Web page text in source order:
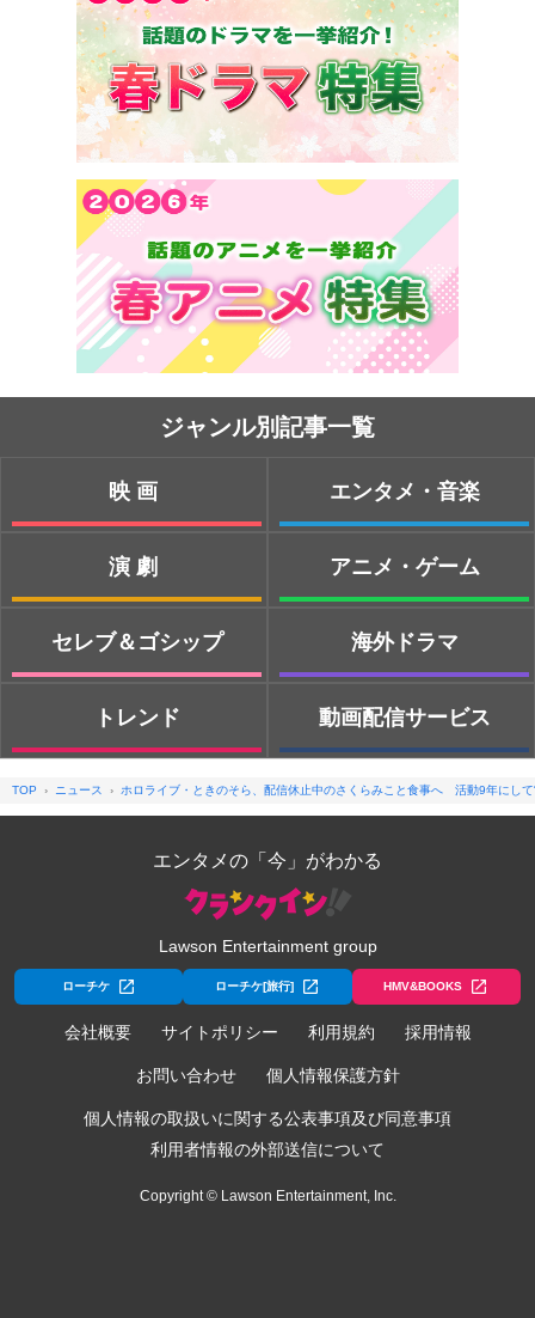
ジャンル別記事一覧
映画
演劇
セレブ＆ゴシップ
トレンド
エンタメ・音楽
アニメ・ゲーム
海外ドラマ
動画配信サービス
TOP ニュース ホロライブ・ときのそら、配信休止中のさくらみこと食事へ 活動9年にして
エンタメの「今」がわかる
Lawson Entertainment group
ローチケ ローチケ[旅行] HMV&BOOKS
会社概要 サイトポリシー 利用規約 採用情報
お問い合わせ 個人情報保護方針
個人情報の取扱いに関する公表事項及び同意事項
利用者情報の外部送信について
Copyright © Lawson Entertainment, Inc.